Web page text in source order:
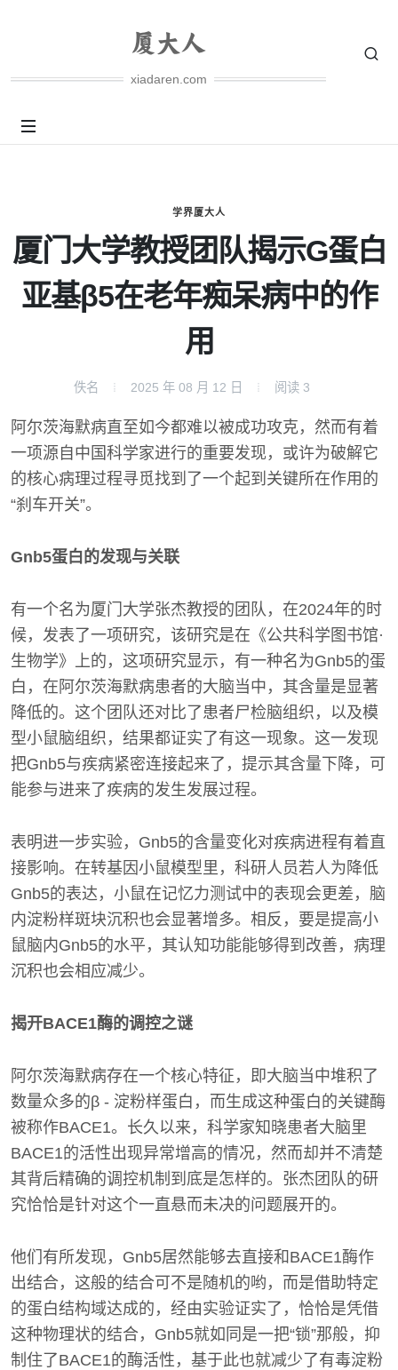
xiadaren.com
学界厦大人
厦门大学教授团队揭示G蛋白
亚基β5在老年痴呆病中的作
用
佚名 2025 年 08 月 12 日 阅读 3
阿尔茨海默病直至如今都难以被成功攻克，然而有着
一项源自中国科学家进行的重要发现，或许为破解它
的核心病理过程寻觅找到了一个起到关键所在作用的
“刹车开关”。
Gnb5蛋白的发现与关联
有一个名为厦门大学张杰教授的团队，在2024年的时
候，发表了一项研究，该研究是在《公共科学图书馆·
生物学》上的，这项研究显示，有一种名为Gnb5的蛋
白，在阿尔茨海默病患者的大脑当中，其含量是显著
降低的。这个团队还对比了患者尸检脑组织，以及模
型小鼠脑组织，结果都证实了有这一现象。这一发现
把Gnb5与疾病紧密连接起来了，提示其含量下降，可
能参与进来了疾病的发生发展过程。
表明进一步实验，Gnb5的含量变化对疾病进程有着直
接影响。在转基因小鼠模型里，科研人员若人为降低
Gnb5的表达，小鼠在记忆力测试中的表现会更差，脑
内淀粉样斑块沉积也会显著增多。相反，要是提高小
鼠脑内Gnb5的水平，其认知功能能够得到改善，病理
沉积也会相应减少。
揭开BACE1酶的调控之谜
阿尔茨海默病存在一个核心特征，即大脑当中堆积了
数量众多的β - 淀粉样蛋白，而生成这种蛋白的关键酶
被称作BACE1。长久以来，科学家知晓患者大脑里
BACE1的活性出现异常增高的情况，然而却并不清楚
其背后精确的调控机制到底是怎样的。张杰团队的研
究恰恰是针对这个一直悬而未决的问题展开的。
他们有所发现，Gnb5居然能够去直接和BACE1酶作
出结合，这般的结合可不是随机的哟，而是借助特定
的蛋白结构域达成的，经由实验证实了，恰恰是凭借
这种物理状的结合，Gnb5就如同是一把“锁”那般，抑
制住了BACE1的酶活性，基于此也就减少了有毒淀粉